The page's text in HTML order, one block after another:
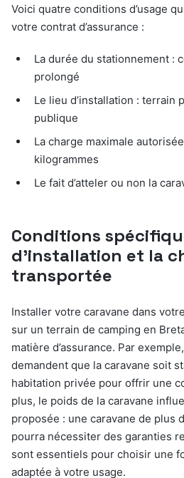
Voici quatre conditions d’usage
votre contrat d’assurance :
La durée du stationnement :
prolongé
Le lieu d’installation : terrain
publique
La charge maximale
kilogrammes
Le fait d’atteler ou non la
Conditions
d’installation et la
transportée
Installer votre caravane dans
sur un terrain de camping en
matière d’assurance. Par
demandent que la caravane soit
habitation privée pour offrir une
plus, le poids de la caravane
proposée : une caravane de plus
pourra nécessiter des garanties
sont essentiels pour choisir une
adaptée à votre usage.